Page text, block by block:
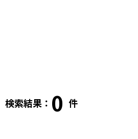
検索結果： 0 件